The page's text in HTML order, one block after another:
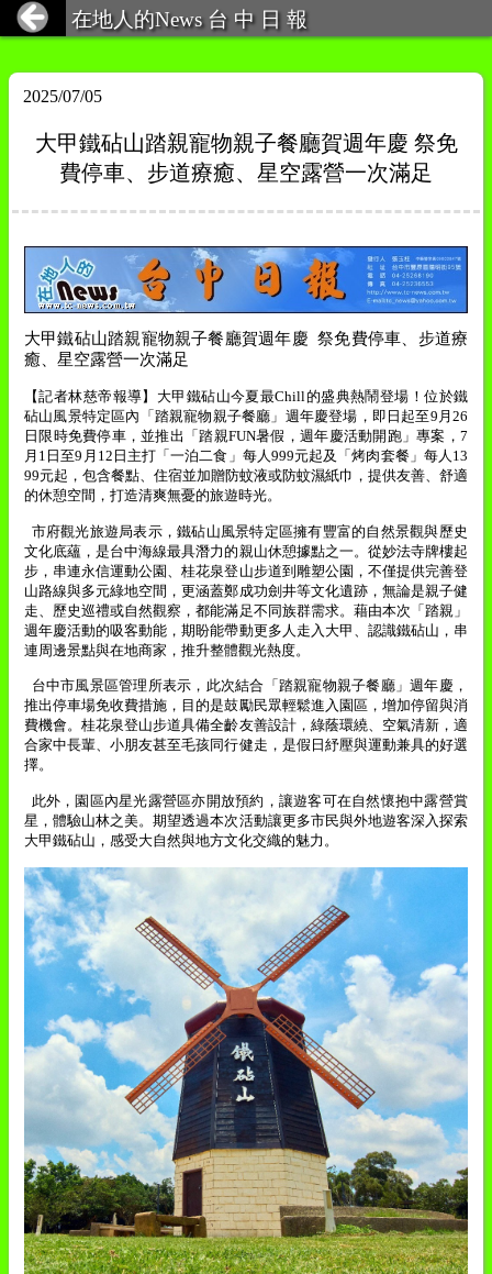
在地人的News 台 中 日 報
2025/07/05
大甲鐵砧山踏親寵物親子餐廳賀週年慶 祭免
費停車、步道療癒、星空露營一次滿足
大甲鐵砧山踏親寵物親子餐廳賀週年慶 祭免費停車、步道療
癒、星空露營一次滿足
【記者林慈帝報導】大甲鐵砧山今夏最Chill的盛典熱鬧登場！位於鐵
砧山風景特定區內「踏親寵物親子餐廳」週年慶登場，即日起至9 月26
日限時免費停車，並推出「踏親FUN暑假，週年慶活動開跑」專案，7
月 1 日至9 月 12 日主打「一泊二食」每人 999元起及「烤肉套餐」每人 13
99元起，包含餐點、住宿並加贈防蚊液或防蚊濕紙巾，提供友善、舒適
的休憩空間，打造清爽無憂的旅遊時光。
市府觀光旅遊局表示，鐵砧山風景特定區擁有豐富的自然景觀與歷史
文化底蘊，是台中海線最具潛力的親山休憩據點之一。從妙法寺牌樓起
步，串連永信運動公園、桂花泉登山步道到雕塑公園，不僅提供完善登
山路線與多元綠地空間，更涵蓋鄭成功劍井等文化遺跡，無論是親子健
走、歷史巡禮或自然觀察，都能滿足不同族群需求。藉由本次「踏親」
週年慶活動的吸客動能，期盼能帶動更多人走入大甲、認識鐵砧山，串
連周邊景點與在地商家，推升整體觀光熱度。
台中市風景區管理所表示，此次結合「踏親寵物親子餐廳」週年慶，
推出停車場免收費措施，目的是鼓勵民眾輕鬆進入園區，增加停留與消
費機會。桂花泉登山步道具備全齡友善設計，綠蔭環繞、空氣清新，適
合家中長輩、小朋友甚至毛孩同行健走，是假日紓壓與運動兼具的好選
擇。
此外，園區內星光露營區亦開放預約，讓遊客可在自然懷抱中露營賞
星，體驗山林之美。期望透過本次活動讓更多市民與外地遊客深入探索
大甲鐵砧山，感受大自然與地方文化交織的魅力。